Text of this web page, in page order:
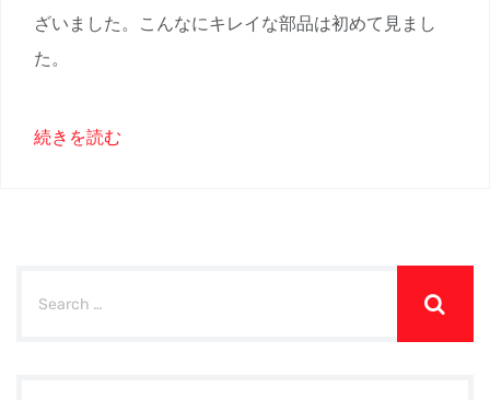
ざいました。こんなにキレイな部品は初めて見まし
た。
続きを読む